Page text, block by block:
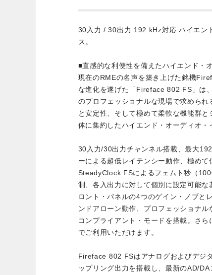
30入力 / 30出力 192 kHz対応 ハイエン
ス。
■直感的な利便性を備えたハイエンド・
現在のRMEの名声を築き上げた銘機
な進化を遂げた「Fireface 802 FS」は
のプロフェッショナルな現場で求めら
と安定性、そして極めて柔軟な機能群
体に集約したハイエンド・オーディオ・
30入力/30出力チャンネル搭載、最大
ーによる超低レイテンシー動作、極めて
SteadyClock FSによるフェムト秒（
制、各入出力に対して個別に設定可能
ロント・パネルの4つのゲイン・ノブと
ンドアローン動作、プロフェッショナ
コンプライアント・モードを搭載。さ
でご利用いただけます。
Fireface 802 FSはアナログおよびデジ
ップリング出力を搭載し、最新のAD/